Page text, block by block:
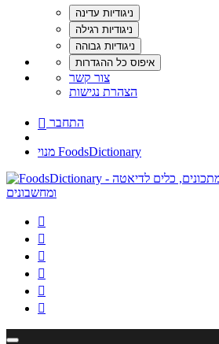
צור קשר
הצהרת נגישות
 התחבר
מנוי FoodsDictionary





